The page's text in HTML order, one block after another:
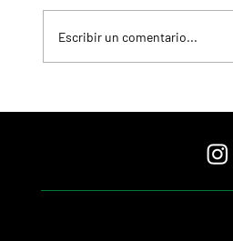
Escribir un comentario...